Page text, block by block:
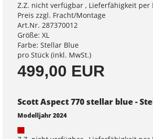
Z.Z. nicht verfügbar , Lieferfähigkeit per
Preis zzgl. Fracht/Montage
Art.Nr. 287370012
Größe: XL
Farbe: Stellar Blue
pro Stück (inkl. MwSt.)
499,00 EUR
Scott Aspect 770 stellar blue -
Modelljahr 2024